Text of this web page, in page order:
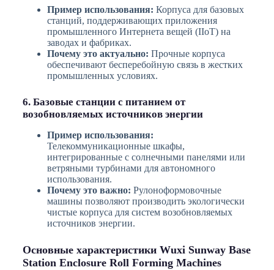
Пример использования: Корпуса для базовых
станций, поддерживающих приложения
промышленного Интернета вещей (IIoT) на
заводах и фабриках.
Почему это актуально: Прочные корпуса
обеспечивают бесперебойную связь в жестких
промышленных условиях.
6. Базовые станции с питанием от
возобновляемых источников энергии
Пример использования:
Телекоммуникационные шкафы,
интегрированные с солнечными панелями или
ветряными турбинами для автономного
использования.
Почему это важно: Рулоноформовочные
машины позволяют производить экологически
чистые корпуса для систем возобновляемых
источников энергии.
Основные характеристики Wuxi Sunway Base
Station Enclosure Roll Forming Machines